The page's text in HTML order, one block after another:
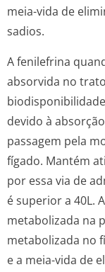
meia-vida de
sadios.
A fenilefrina
absorvida no
devido à
passagem pela
fígado. Mantém
por essa via de
é superior a 40L.
metabolizada na
metabolizada no
e a meia-vida de